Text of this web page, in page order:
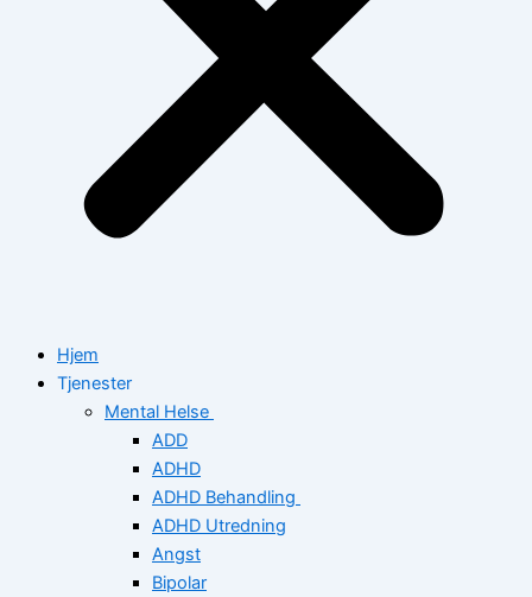
Hjem
Tjenester
Mental Helse
ADD
ADHD
ADHD Behandling
ADHD Utredning
Angst
Bipolar